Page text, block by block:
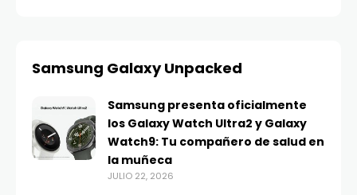
Samsung Galaxy Unpacked
Samsung presenta oficialmente
los Galaxy Watch Ultra2 y Galaxy
Watch9: Tu compañero de salud en
la muñeca
JULIO 22, 2026